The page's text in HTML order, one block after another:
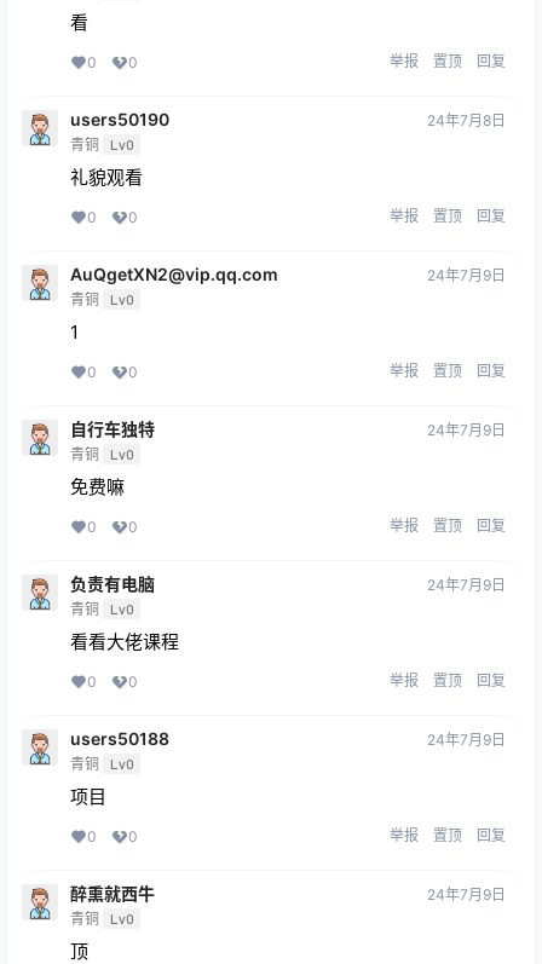
看
0 0 举报 置顶 回复
users50190
青铜 Lv0
24年7月8日
礼貌观看
0 0 举报 置顶 回复
AuQgetXN2@vip.qq.com
青铜 Lv0
24年7月9日
1
0 0 举报 置顶 回复
自行车独特
青铜 Lv0
24年7月9日
免费嘛
0 0 举报 置顶 回复
负责有电脑
青铜 Lv0
24年7月9日
看看大佬课程
0 0 举报 置顶 回复
users50188
青铜 Lv0
24年7月9日
项目
0 0 举报 置顶 回复
醉熏就西牛
青铜 Lv0
24年7月9日
顶